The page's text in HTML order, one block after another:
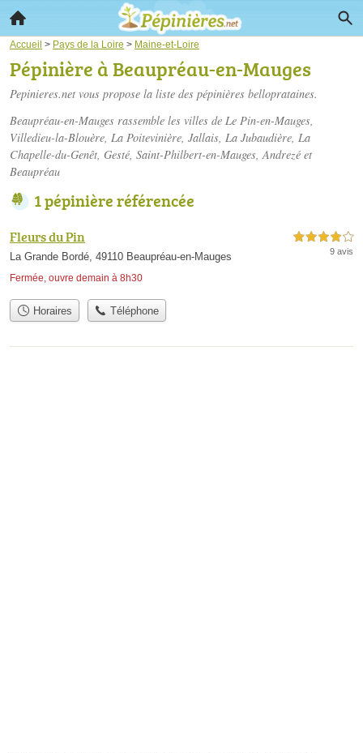
Accueil > Pays de la Loire > Maine-et-Loire
Pépinière à Beaupréau-en-Mauges
Pepinieres.net vous propose la liste des pépinières belloprataines.
Beaupréau-en-Mauges rassemble les villes de Le Pin-en-Mauges,
Villedieu-la-Blouère, La Poitevinière, Jallais, La Jubaudière, La
Chapelle-du-Genêt, Gesté, Saint-Philbert-en-Mauges, Andrezé et
Beaupréau
1 pépinière référencée
Fleurs du Pin
La Grande Bordé, 49110 Beaupréau-en-Mauges
Fermée, ouvre demain à 8h30
4,0 étoiles sur 5
9 avis
Horaires Téléphone